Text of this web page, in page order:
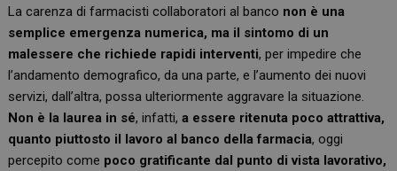
La carenza di farmacisti collaboratori al banco non è una
semplice emergenza numerica, ma il sintomo di un
malessere che richiede rapidi interventi, per impedire che
l’andamento demografico, da una parte, e l’aumento dei nuovi
servizi, dall’altra, possa ulteriormente aggravare la situazione.
Non è la laurea in sé, infatti,a essere ritenuta poco attrattiva,
quanto piuttosto il lavoro al banco della farmacia, oggi
percepito come poco gratificante dal punto di vista lavorativo,